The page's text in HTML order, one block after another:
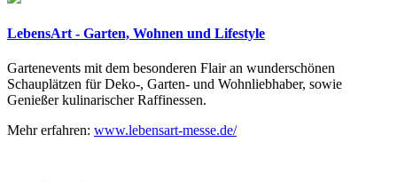
LebensArt - Garten, Wohnen und Lifestyle
Gartenevents mit dem besonderen Flair an wunderschönen
Schauplätzen für Deko-, Garten- und Wohnliebhaber, sowie
Genießer kulinarischer Raffinessen.
Mehr erfahren: www.lebensart-messe.de/